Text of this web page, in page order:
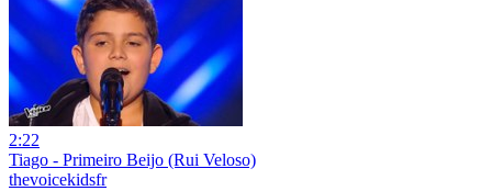
2:22
Tiago - Primeiro Beijo (Rui Veloso)
thevoicekidsfr